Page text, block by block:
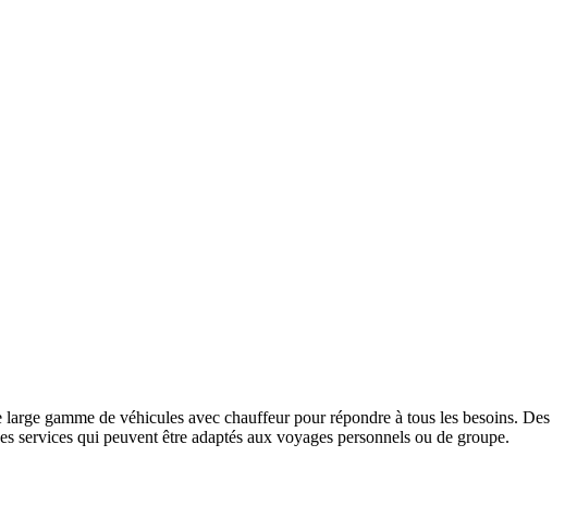
gamme de véhicules avec chauffeur pour répondre à tous les besoins. Des
qui peuvent être adaptés aux voyages personnels ou de groupe.